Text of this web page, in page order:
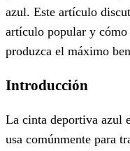
azul. Este artículo
artículo popular y cómo
produzca el máximo
Introducción
La cinta deportiva azul
usa comúnmente para